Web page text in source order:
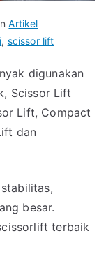
Artikel
, scissor lift
digunakan
Scissor Lift
Lift, Compact
dan
besar.
terbaik